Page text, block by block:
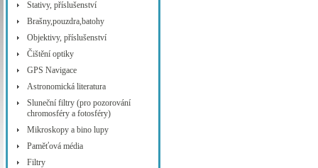
Stativy, příslušenství
Brašny,pouzdra,batohy
Objektivy, příslušenství
Čištění optiky
GPS Navigace
Astronomická literatura
Sluneční filtry (pro pozorování
chromosféry a fotosféry)
Mikroskopy a bino lupy
Paměťová média
Filtry